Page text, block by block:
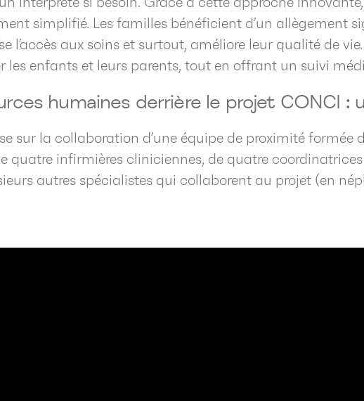
interprète si besoin. Grâce à cette approche
simplifié. Les familles bénéficient d’un allègement
l’accès aux soins et surtout, améliore leur qualité de
les enfants et leurs parents, tout en offrant un suivi
humaines derrière le projet CONCI :
sur la collaboration d’une équipe de proximité formée
quatre infirmières cliniciennes, de quatre
autres spécialistes qui collaborent au projet (en